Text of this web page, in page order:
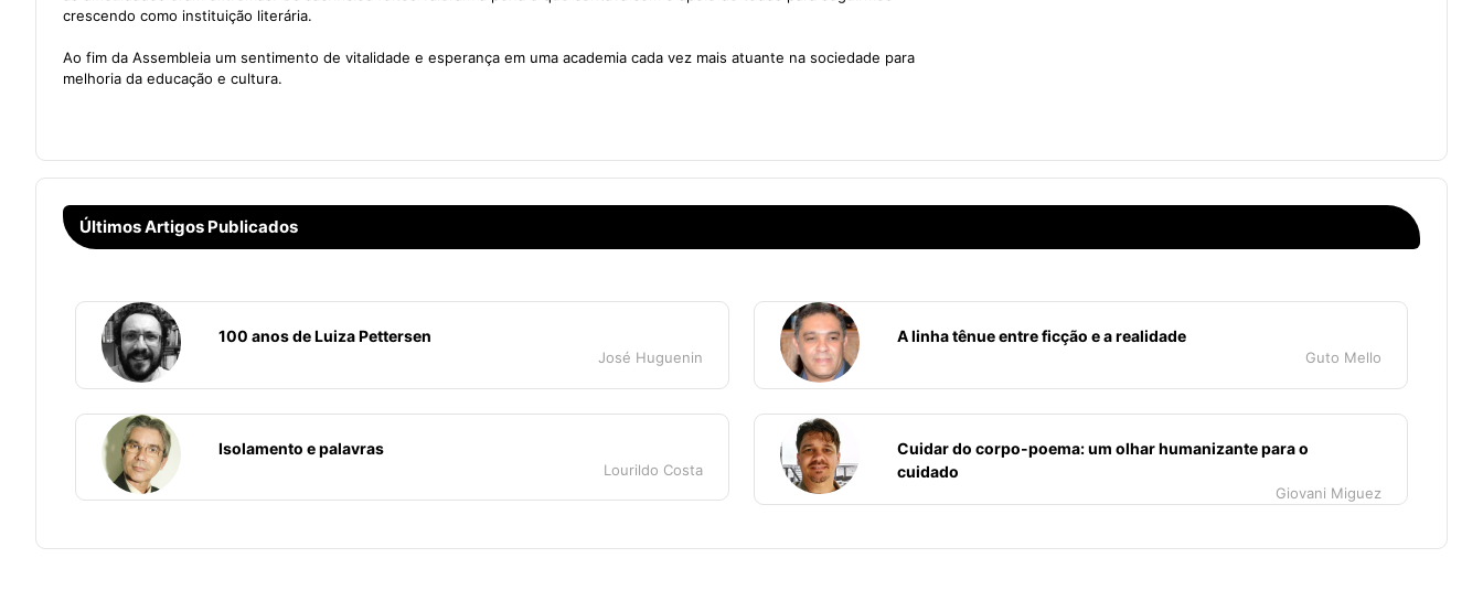
crescendo como instituição literária.
Ao fim da Assembleia um sentimento de vitalidade e esperança em uma academia cada vez mais atuante na sociedade para
melhoria da educação e cultura.
Últimos Artigos Publicados
100 anos de Luiza Pettersen
José Huguenin
A linha tênue entre ficção e a realidade
Guto Mello
Isolamento e palavras
Lourildo Costa
Cuidar do corpo-poema: um olhar humanizante para o
cuidado
Giovani Miguez